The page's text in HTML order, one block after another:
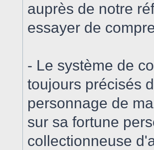
auprès de notre
essayer de
- Le système de
toujours précisés
personnage de
sur sa fortune
collectionneuse